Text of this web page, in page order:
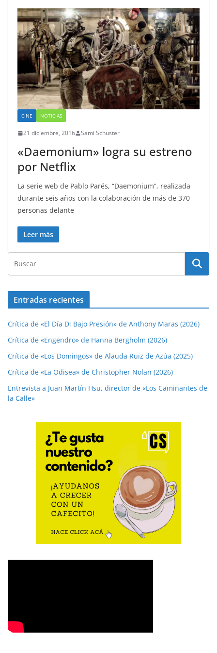
CINE NOTICIAS
21 diciembre, 2016 Sami Schuster
«Daemonium» logra su estreno
por Netflix
La serie web de Pablo Parés, “Daemonium”, realizada
durante seis años con la colaboración de más de 370
personas delante
Leer más
Entradas recientes
Crítica de «El Día D: Bajo Presión» de Anthony Maras (2026)
Crítica de «Engendro» de Hanna Bergholm (2026)
Crítica de «Los Domingos» de Alauda Ruiz de Azúa (2025)
Crítica de «La Odisea» de Christopher Nolan (2026)
Entrevista a Juan Martín Hsu, director de «Los Caminantes de
la Calle»